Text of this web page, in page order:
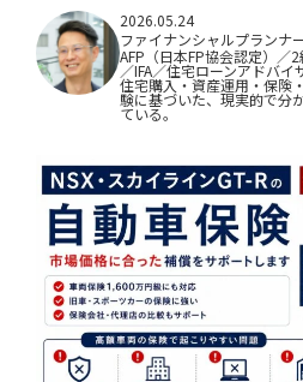
2026.05.24
ファイナンシャルプラン
AFP（日本FP協会認定）／
／IFA／住宅ローンアドバイ
住宅購入・資産運用・保険
験に基づいた、現実的で分
ている。